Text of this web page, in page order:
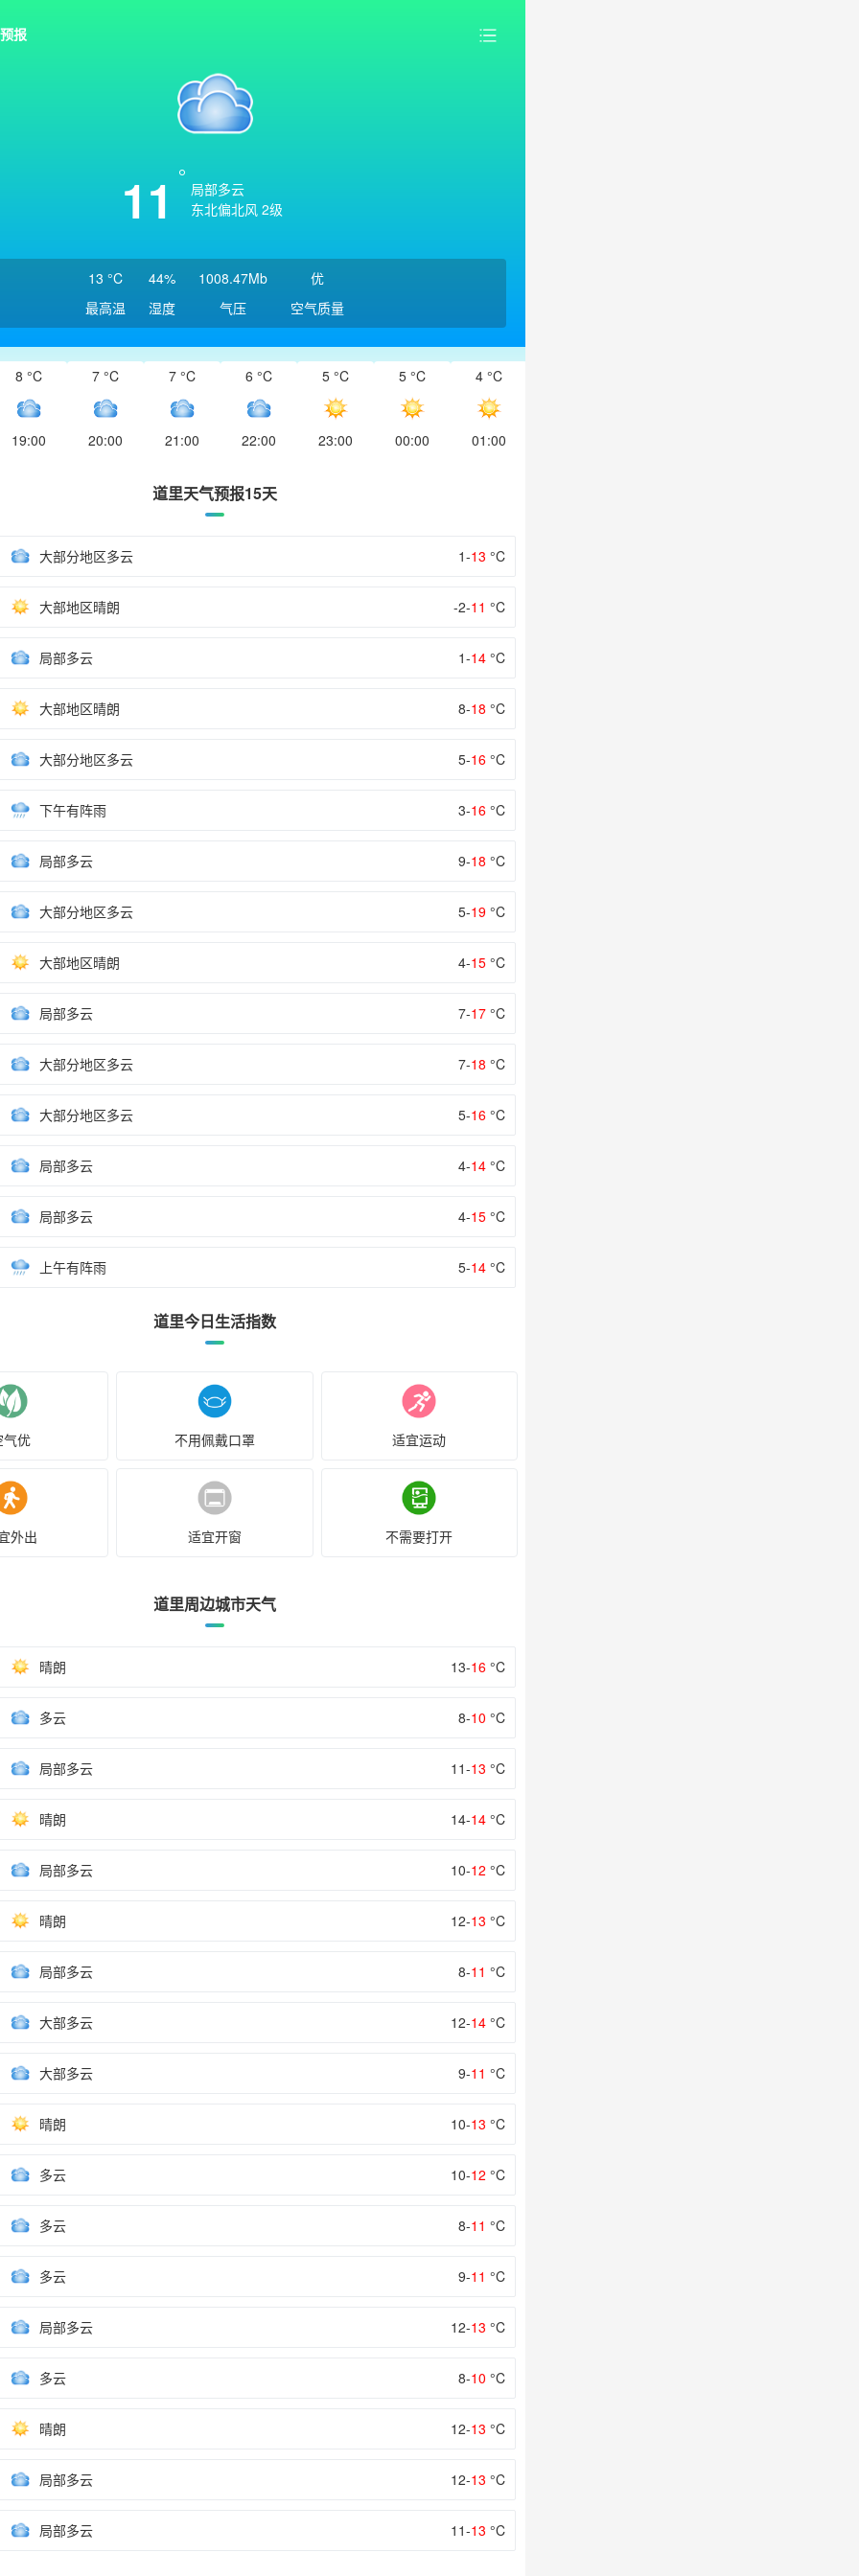
报
11
局部多云
东北偏北风 2级
13 °C
最高温
44%
湿度
1008.47Mb
气压
优
空气质量
8 °C
19:00
7 °C
20:00
7 °C
21:00
6 °C
22:00
5 °C
23:00
5 °C
00:00
4 °C
01:00
道里天气预报15天
大部分地区多云 1-13 °C
大部地区晴朗 -2-11 °C
局部多云 1-14 °C
大部地区晴朗 8-18 °C
大部分地区多云 5-16 °C
下午有阵雨 3-16 °C
局部多云 9-18 °C
大部分地区多云 5-19 °C
大部地区晴朗 4-15 °C
局部多云 7-17 °C
大部分地区多云 7-18 °C
大部分地区多云 5-16 °C
局部多云 4-14 °C
局部多云 4-15 °C
上午有阵雨 5-14 °C
道里今日生活指数
气优 不用佩戴口罩 适宜运动
外出 适宜开窗 不需要打开
道里周边城市天气
晴朗 13-16 °C
多云 8-10 °C
局部多云 11-13 °C
晴朗 14-14 °C
局部多云 10-12 °C
晴朗 12-13 °C
局部多云 8-11 °C
大部多云 12-14 °C
大部多云 9-11 °C
晴朗 10-13 °C
多云 10-12 °C
多云 8-11 °C
多云 9-11 °C
局部多云 12-13 °C
多云 8-10 °C
晴朗 12-13 °C
局部多云 12-13 °C
局部多云 11-13 °C